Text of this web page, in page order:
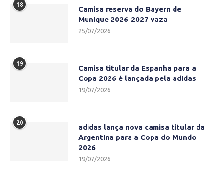
18
Camisa reserva do Bayern de
Munique 2026-2027 vaza
25/07/2026
19
Camisa titular da Espanha para a
Copa 2026 é lançada pela adidas
19/07/2026
20
adidas lança nova camisa titular da
Argentina para a Copa do Mundo
2026
19/07/2026